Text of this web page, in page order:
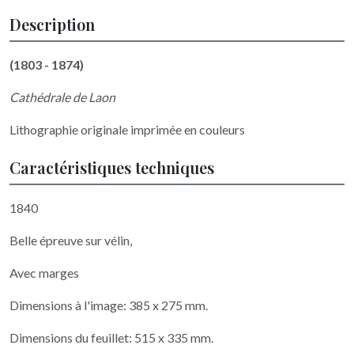
Description
(1803 - 1874)
Cathédrale de Laon
Lithographie originale imprimée en couleurs
Caractéristiques techniques
1840
Belle épreuve sur vélin,
Avec marges
Dimensions à l'image: 385 x 275 mm.
Dimensions du feuillet: 515 x 335 mm.